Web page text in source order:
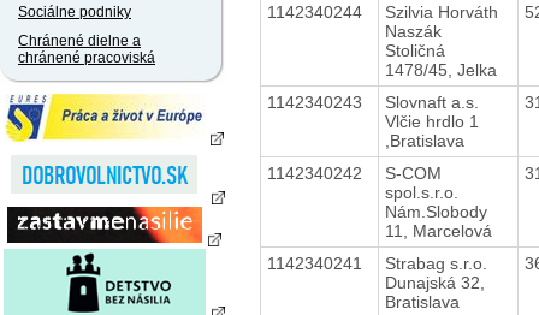
Sociálne podniky
Chránené dielne a
chránené pracoviská
1142340244
Szilvia Horváth
Naszák
Stoličná
1478/45, Jelka
1142340243
Slovnaft a.s.
Vlčie hrdlo 1
,Bratislava
1142340242
S-COM
spol.s.r.o.
Nám.Slobody
11, Marcelová
1142340241
Strabag s.r.o.
Dunajská 32,
Bratislava